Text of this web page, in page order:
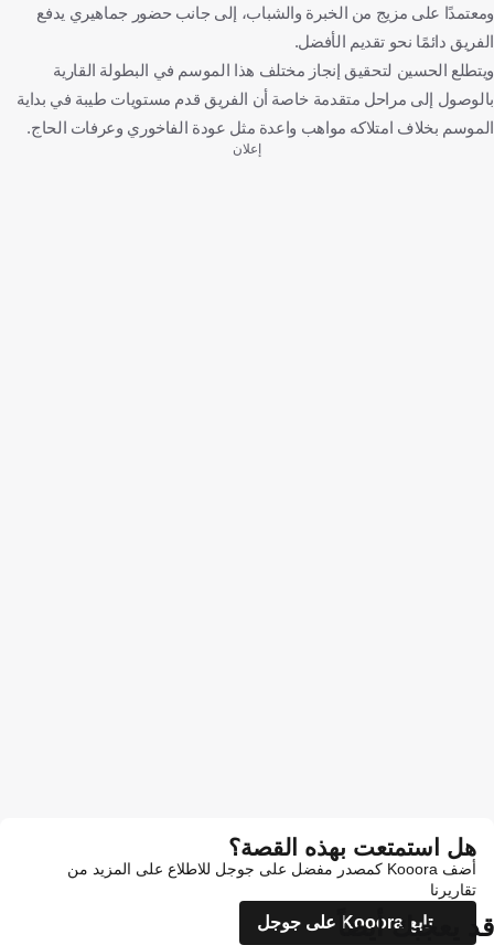
ومعتمدًا على مزيج من الخبرة والشباب، إلى جانب حضور جماهيري يدفع
الفريق دائمًا نحو تقديم الأفضل.
ويتطلع الحسين لتحقيق إنجاز مختلف هذا الموسم في البطولة القارية
بالوصول إلى مراحل متقدمة خاصة أن الفريق قدم مستويات طيبة في بداية
الموسم بخلاف امتلاكه مواهب واعدة مثل عودة الفاخوري وعرفات الحاج.
إعلان
هل استمتعت بهذه القصة؟
أضف Kooora كمصدر مفضل على جوجل للاطلاع على المزيد من
تقاريرنا
تابع Kooora على جوجل
قد يعجبك أيضاً